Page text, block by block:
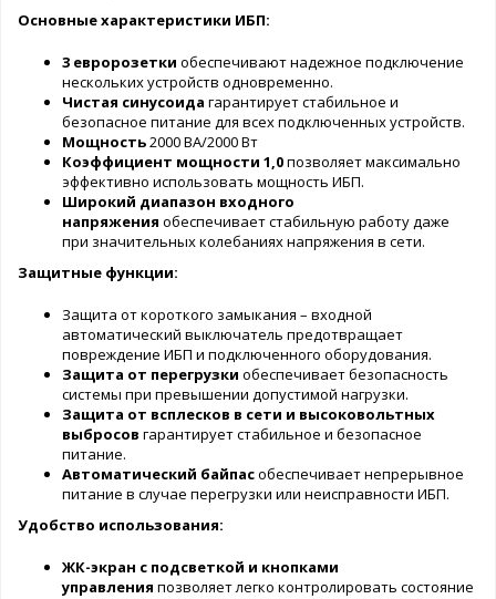
Основные характеристики ИБП:
3 евророзетки обеспечивают надежное подключение
нескольких устройств одновременно.
Чистая синусоида гарантирует стабильное и
безопасное питание для всех подключенных устройств.
Мощность2000 ВА/2000 Вт
Коэффициент мощности 1,0позволяет максимально
эффективно использовать мощность ИБП.
Широкий диапазон входного
напряжения обеспечивает стабильную работу даже
при значительных колебаниях напряжения в сети.
Защитные функции:
Защита от короткого замыкания – входной
автоматический выключатель предотвращает
повреждение ИБП и подключенного оборудования.
Защита от перегрузки обеспечивает безопасность
системы при превышении допустимой нагрузки.
Защита от всплесков в сети и высоковольтных
выбросов гарантирует стабильное и безопасное
питание.
Автоматический байпасобеспечивает непрерывное
питание в случае перегрузки или неисправности ИБП.
Удобство использования:
ЖК-экран с подсветкой и кнопками
управления позволяет легко контролировать состояние